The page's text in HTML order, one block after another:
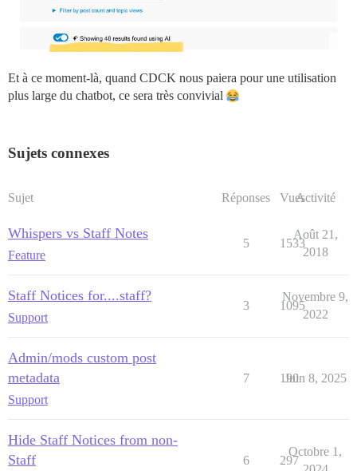
Et à ce moment-là, quand CDCK nous paiera pour une utilisation
plus large du chatbot, ce sera très convivial
Sujets connexes
Sujet Réponses VuesActivité
Whispers vs Staff Notes
Feature
5 1533
Août 21,
2018
Staff Notices for....staff?
Support
3 1095
Novembre 9,
2022
Admin/mods custom post
metadata
Support
7 190
Juin 8, 2025
Hide Staff Notices from non-
Staff
6 297
Octobre 1,